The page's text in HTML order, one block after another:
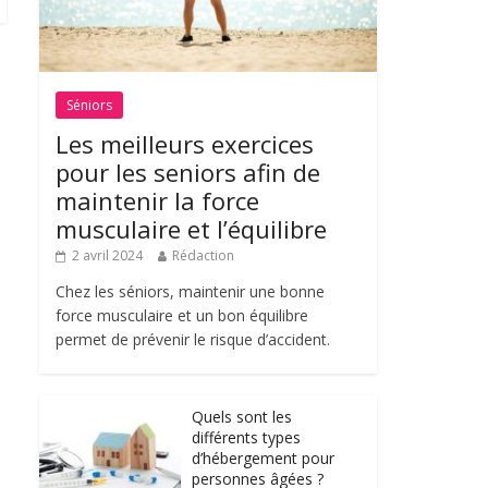
Séniors
Les meilleurs exercices
pour les seniors afin de
maintenir la force
musculaire et l’équilibre
2 avril 2024 Rédaction
Chez les séniors, maintenir une bonne
force musculaire et un bon équilibre
permet de prévenir le risque d’accident.
Quels sont les
différents types
d’hébergement pour
personnes âgées ?